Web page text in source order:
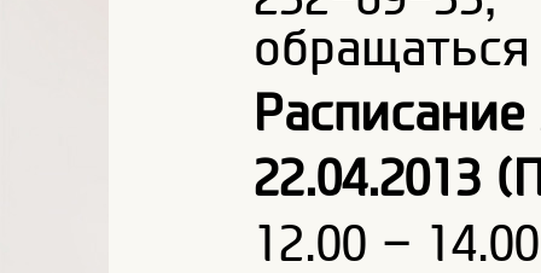
22.04.2013
12.00 –